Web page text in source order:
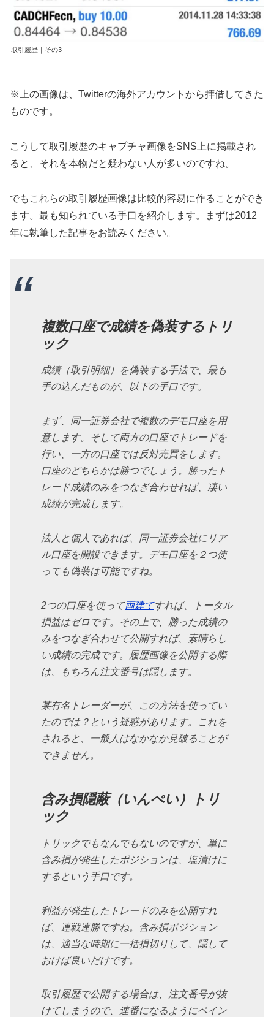
取引履歴｜その3
※上の画像は、Twitterの海外アカウントから拝借してきた
ものです。
こうして取引履歴のキャプチャ画像をSNS上に掲載され
ると、それを本物だと疑わない人が多いのですね。
でもこれらの取引履歴画像は比較的容易に作ることができ
ます。最も知られている手口を紹介します。まずは2012
年に執筆した記事をお読みください。
複数口座で成績を偽装するトリ
ック
成績（取引明細）を偽装する手法で、最も
手の込んだものが、以下の手口です。
まず、同一証券会社で複数のデモ口座を用
意します。そして両方の口座でトレードを
行い、一方の口座では反対売買をします。
口座のどちらかは勝つでしょう。勝ったト
レード成績のみをつなぎ合わせれば、凄い
成績が完成します。
法人と個人であれば、同一証券会社にリア
ル口座を開設できます。デモ口座を２つ使
っても偽装は可能ですね。
2つの口座を使って両建てすれば、トータル
損益はゼロです。その上で、勝った成績の
みをつなぎ合わせて公開すれば、素晴らし
い成績の完成です。履歴画像を公開する際
は、もちろん注文番号は隠します。
某有名トレーダーが、この方法を使ってい
たのでは？という疑惑があります。これを
されると、一般人はなかなか見破ることが
できません。
含み損隠蔽（いんぺい）トリ
ック
トリックでもなんでもないのですが、単に
含み損が発生したポジションは、塩漬けに
するという手口です。
利益が発生したトレードのみを公開すれ
ば、連戦連勝ですね。含み損ポジション
は、適当な時期に一括損切りして、隠して
おけば良いだけです。
取引履歴で公開する場合は、注文番号が抜
けてしまうので、連番になるようにペイン